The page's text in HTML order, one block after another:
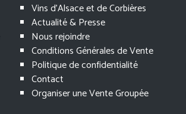
Vins d’Alsace et de Corbières
Actualité & Presse
Nous rejoindre
Conditions Générales de Vente
Politique de confidentialité
Contact
Organiser une Vente Groupée